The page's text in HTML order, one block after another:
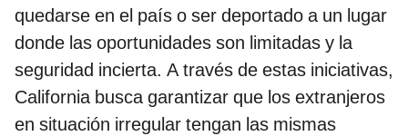
quedarse en el país o ser deportado a un lugar
donde las oportunidades son limitadas y la
seguridad incierta. A través de estas iniciativas,
California busca garantizar que los extranjeros
en situación irregular tengan las mismas